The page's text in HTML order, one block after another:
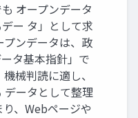
オープンデータ
ー タ」として求
プンデータは、政
タ基本指針」で
械判読に適し、
データとして整理
、Webページや